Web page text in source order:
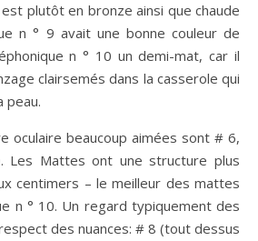
plutôt en bronze ainsi que chaude
n ° 9 avait une bonne couleur de
n ° 10 un demi-mat, car il
clairsemés dans la casserole qui
peau.
oculaire beaucoup aimées sont # 6,
Les Mattes ont une structure plus
centimers – le meilleur des mattes
n ° 10. Un regard typiquement des
des nuances: # 8 (tout dessus